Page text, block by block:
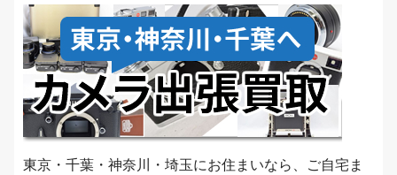
東京・千葉・神奈川・埼玉にお住まいなら、ご自宅ま